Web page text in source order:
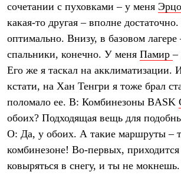
сочетании с пуховками – у меня
какая-то другая – вполне
оптимально. Внизу, в базовом лагере
спальники, конечно. У меня Памир–
Его же я таскал на акклиматизации.
кстати, на Хан Тенгри я тоже брал
поломало ее. В: Комбинезоны BASK
обоих? Подходящая вещь для
О: Да, у обоих. А такие маршруты –
комбинезоне! Во-первых,
ковыряться в снегу, и ты не